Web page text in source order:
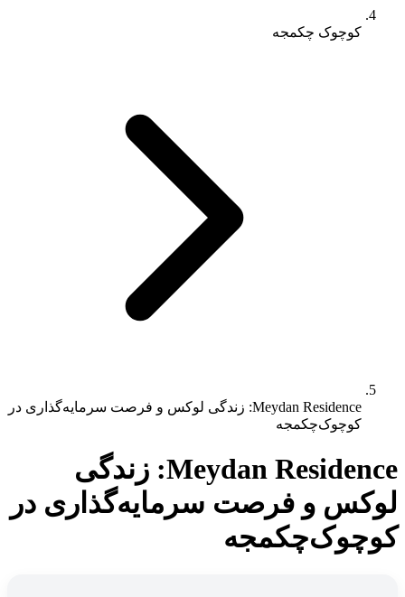
کوچوک چکمجه
Meydan Residence: زندگی لوکس و فرصت سرمایه‌گذاری در
کوچوک‌چکمجه
Meydan Residence: زندگی
لوکس و فرصت سرمایه‌گذاری در
کوچوک‌چکمجه